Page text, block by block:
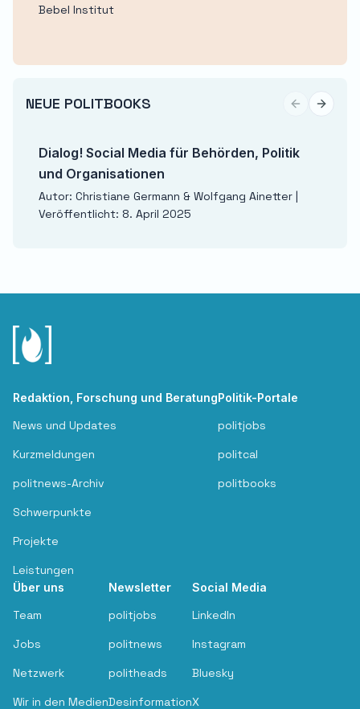
Bebel Institut
NEUE POLITBOOKS Previous
Next
Dialog! Social Media für Behörden, Politik
und Organisationen
Autor: Christiane Germann & Wolfgang Ainetter |
Veröffentlicht: 8. April 2025
Redaktion, Forschung und Beratung
News und Updates
Kurzmeldungen
politnews-Archiv
Schwerpunkte
Projekte
Leistungen
Politik-Portale
politjobs
politcal
politbooks
Über uns
Team
Jobs
Netzwerk
Wir in den Medien
Newsletter
politjobs
politnews
politheads
Desinformation
Social Media
LinkedIn
Instagram
Bluesky
X